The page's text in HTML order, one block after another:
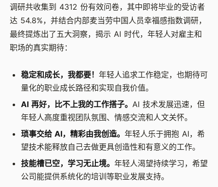
调研共收集到 4312 份有效问卷，其中即将毕业的受访者
达 54.8%，并结合内部麦当劳中国人员幸福感指数调研，
最终提炼出了五大洞察，揭示 AI 时代，年轻人对雇主和
职场的真实期待：
稳定和成长，我都要！年轻人追求工作稳定，也期待可
量化的职业成长路径和实现自我价值。
AI 再好，比不上我的工作搭子。 AI 技术发展迅速，但
年轻人高度重视团队氛围、情感交流和人文关怀。
琐事交给 AI，精彩由我创造。年轻人乐于拥抱 AI，希
望技术能释放自己去做更具创造性和有意义的工作。
技能槽已空，学习无止境。年轻人渴望持续学习，希望
公司能提供系统化的培训等职业发展支持。